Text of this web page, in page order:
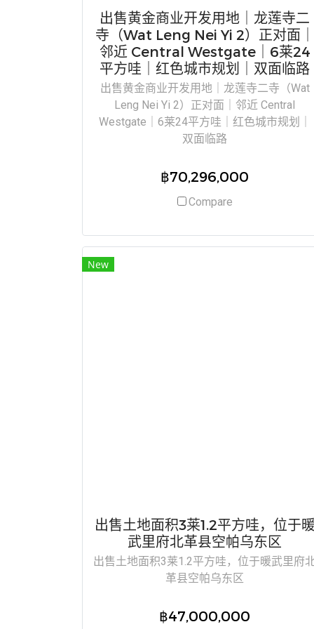
出售黄金商业开发用地｜龙莲寺二
寺（Wat Leng Nei Yi 2）正对面｜
邻近 Central Westgate｜6莱24
平方哇｜红色城市规划｜双面临路
出售黄金商业开发用地｜龙莲寺二寺（Wat
Leng Nei Yi 2）正对面｜邻近 Central
Westgate｜6莱24平方哇｜红色城市规划｜
双面临路
฿70,296,000
Compare
New
出售土地面积3莱1.2平方哇，位于
武里府北革县空帕乌东区
出售土地面积3莱1.2平方哇，位于暖武里府
革县空帕乌东区
฿47,000,000